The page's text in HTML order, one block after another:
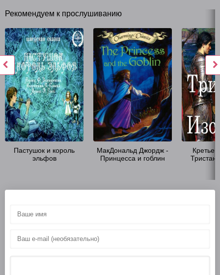
Рекомендуем к прослушиванию
Пастушок и король
эльфов
МакДональд Джордж -
Принцесса и гоблин
Тристан